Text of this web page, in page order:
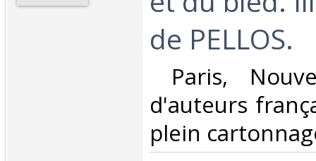
de PELLOS.‎
Paris,
d'auteurs
plein